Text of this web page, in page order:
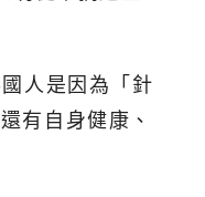
人是因為「針
有自身健康、